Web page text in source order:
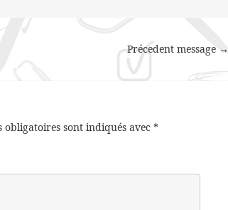
Précedent message →
obligatoires sont indiqués avec *